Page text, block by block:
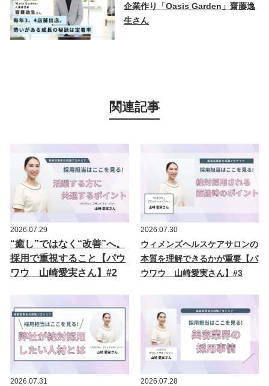
企業作り「Oasis Garden」齋藤逸
生さん
関連記事
2026.07.29
“癒し”ではなく“改善”へ。
採用で重視すること【パウ
ワウ 山崎愛実さん】#2
2026.07.30
ウィメンズヘルスケアサロンの
本質を理解できるかが重要【パ
ウワウ 山崎愛実さん】#3
2026.07.31 2026.07.28